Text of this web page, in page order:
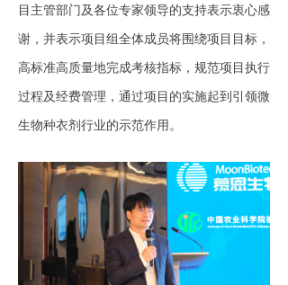
目主管部门及各位专家领导的支持表示衷心感
谢，并表示项目组全体成员将围绕项目目标，
高标准高质量地完成考核指标，规范项目执行
过程及经费管理，通过项目的实施起到引领微
生物种衣剂行业的示范作用。